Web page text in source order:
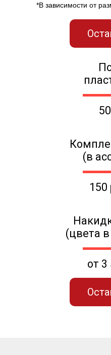
*В зависимости от
(в
(цвета
от 3